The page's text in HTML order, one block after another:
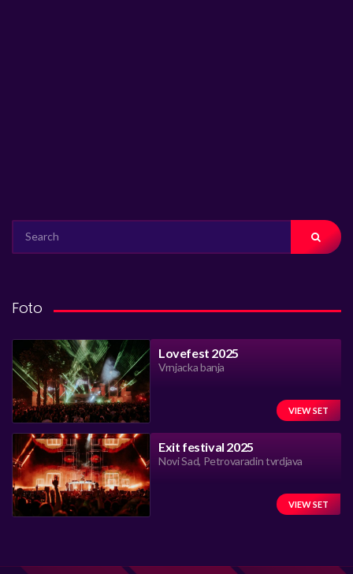
FOR:
Foto
Lovefest 2025
Vrnjacka banja
VIEW SET
Exit festival 2025
Novi Sad, Petrovaradin tvrdjava
VIEW SET